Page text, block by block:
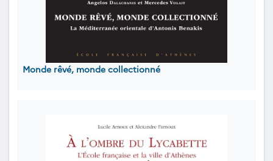
Monde rêvé, monde collectionné